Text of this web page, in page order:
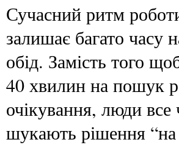
Сучасний ритм
залишає багато часу
обід. Замість того
40 хвилин на пошук
очікування, люди все
шукають рішення “на